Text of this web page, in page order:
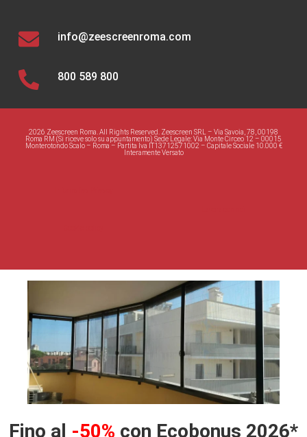
info@zeescreenroma.com
800 589 800
2026 Zeescreen Roma. All Rights Reserved. Zeescreen SRL – Via Savoia, 78, 00198
Roma RM (Si riceve solo su appuntamento) Sede Legale: Via Monte Circeo 12 – 00015
Monterotondo Scalo – Roma – Partita Iva IT13712571002 – Capitale Sociale 10.000 €
Interamente Versato
Fino al -50% con Ecobonus 2026*